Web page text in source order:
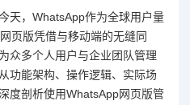
天，WhatsApp作为全球用户量
页版凭借与移动端的无缝同
众多个人用户与企业团队管理
功能架构、操作逻辑、实际场
度剖析使用WhatsApp网页版管